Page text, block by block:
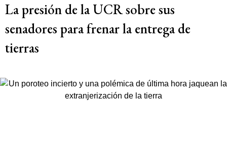
La presión de la UCR sobre sus
senadores para frenar la entrega de
tierras